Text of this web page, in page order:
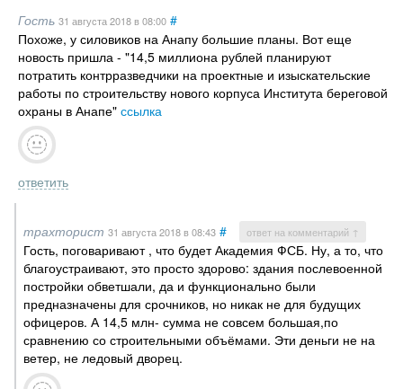
Гость 31 августа 2018в 08:00 #
Похоже, у силовиков на Анапу большие планы. Вот еще
новость пришла - "14,5 миллиона рублей планируют
потратить контрразведчики на проектные и изыскательские
работы по строительству нового корпуса Института береговой
охраны в Анапе" ссылка
ответить
трахторист 31 августа 2018в 08:43 # ответ на комментарий ↑
Гость, поговаривают , что будет Академия ФСБ. Ну, а то, что
благоустраивают, это просто здорово: здания послевоенной
постройки обветшали, да и функционально были
предназначены для срочников, но никак не для будущих
офицеров. А 14,5 млн- сумма не совсем большая,по
сравнению со строительными объёмами. Эти деньги не на
ветер, не ледовый дворец.